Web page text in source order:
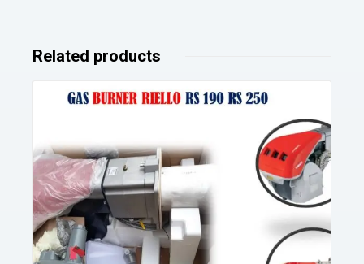
Related products
Details